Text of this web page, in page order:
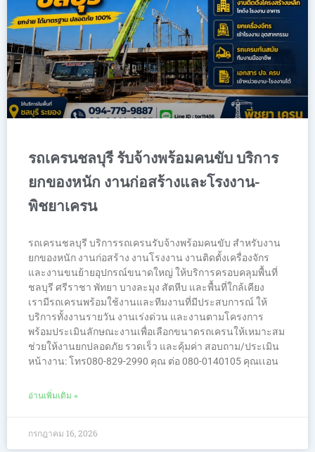
รถเครนชลบุรี รับจ้างพร้อมคนขับ บริการ
ยกของหนัก งานก่อสร้างและโรงงาน-
พิชยาเครน
รถเครนชลบุรี บริการรถเครนรับจ้างพร้อมคนขับ สำหรับงาน
ยกของหนัก งานก่อสร้าง งานโรงงาน งานติดตั้งเครื่องจักร
และงานขนย้ายอุปกรณ์ขนาดใหญ่ ให้บริการครอบคลุมพื้นที่
ชลบุรี ศรีราชา พัทยา บางละมุง สัตหีบ และพื้นที่ใกล้เคียง
เรามีรถเครนพร้อมใช้งานและทีมงานที่มีประสบการณ์ ให้
บริการทั้งงานรายวัน งานเร่งด่วน และงานตามโครงการ
พร้อมประเมินลักษณะงานเพื่อเลือกขนาดรถเครนให้เหมาะสม
ช่วยให้งานยกปลอดภัย รวดเร็ว และคุ้มค่า สอบถาม/ประเมิน
หน้างาน: โทร080-829-2990 คุณ ต่อ 080-0140105 คุณเเอน
อ่านเพิ่มเติม »
กรกฎาคม 16, 2026